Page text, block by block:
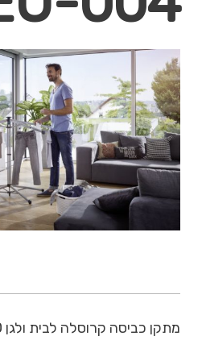
מתקן כביסה קרוסלה לבית ולגן lino pop up 140